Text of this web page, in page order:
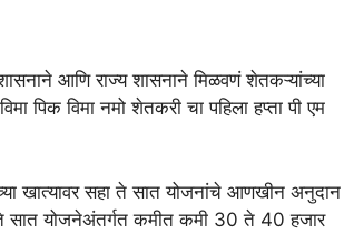
आणि राज्य शासनाने मिळवणं शेतकऱ्यांच्या
पिक विमा नमो शेतकरी चा पहिला हप्ता पी एम
खात्यावर सहा ते सात योजनांचे आणखीन अनुदान
ते सात योजनेअंतर्गत कमीत कमी 30 ते 40 हजार